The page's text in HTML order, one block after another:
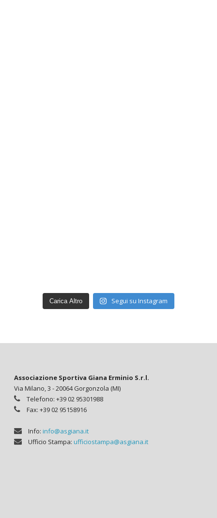
Carica Altro Segui su Instagram
Associazione Sportiva Giana Erminio S.r.l.
Via Milano, 3 - 20064 Gorgonzola (MI)
Telefono: +39 02 95301988
Fax: +39 02 95158916
Info: info@asgiana.it
Ufficio Stampa: ufficiostampa@asgiana.it